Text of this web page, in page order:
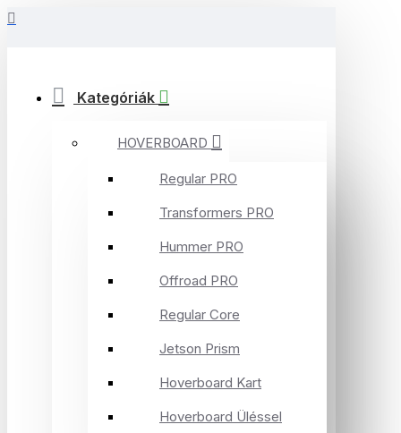
Kategóriák
HOVERBOARD
Regular PRO
Transformers PRO
Hummer PRO
Offroad PRO
Regular Core
Jetson Prism
Hoverboard Kart
Hoverboard Üléssel